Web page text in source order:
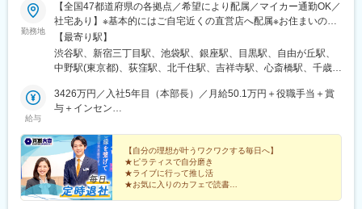
駅、新魚津駅、北鉄金沢駅、福井駅、新浜松駅、新静岡駅、新豊
橋駅、近鉄名古屋駅、尾張一宮駅、名鉄岐阜駅、名電各務原駅、
新可児駅、ＪＲ河内永和駅、大阪梅田駅(阪急線)、九条駅(京都
府)、田中口駅、山陽姫路駅、西宮駅、山陽明石駅、ハーバーラン
ド駅、宝塚南口駅、新伊丹駅、芦屋川駅、上栄町駅、新八日市
駅、高松築港駅、眉山ロープウェイ山麓駅、西鉄福岡駅、鹿児島
駅前駅、熊本駅前駅、長崎駅前駅、佐世保中央駅、神泉駅、岩本
橋駅、大阪阿部野橋駅、東別院駅、丸の内駅(愛知県)、祇園駅(福
岡県)、櫛田神社前駅、京阪山科駅、本八幡駅(都営線)、北１２条
駅、松風町駅、広瀬通駅、東宿郷駅、下北沢駅、京成関屋駅、新
宿駅、都電雑司ケ谷駅、麻布十番駅、京成上野駅、立川南駅、茅
場町駅、京橋駅(東京都)、東海神駅、栄町駅(千葉県)、汐入駅、高
勤務地
【全国47都道府県の各拠点／希望により配属／マイカー通勤OK／
社宅あり】※基本的にはご自宅近くの直営店へ配属※お住まいのエ
リアや配属先の人員状況により、入社後に他県の直営店に出張
し、経験を積んでいただく可能性あり★U・Iターン歓迎 ★マイ
カー通勤OK（規定あり。詳細はお問い合わせください）＜募集エ
城県・山形県・福島県◆関東東京都・神奈川県・千葉県・埼玉
県・茨城県・栃木県・群馬県◆中部山梨県・新潟県・富山県・石
滋賀県・京都府・大阪府・兵庫県・和歌山県・奈良県◆中国・四
国鳥取県・島根県・岡山県・広島県・山口県・香川県・愛媛県・
高知県・徳島県◆九州・沖縄福岡県・佐賀県・長崎県・熊本県・
大分県・宮崎県・鹿児島県・沖縄県☆最近では全国の「イオン」
「ららぽーと」「イトーヨーカドー」「ダイナシティ」など大型
【最寄り駅】
渋谷駅、新宿三丁目駅、池袋駅、銀座駅、目黒駅、自由が丘駅、
中野駅(東京都)、荻窪駅、北千住駅、吉祥寺駅、心斎橋駅、千歳駅
条駅、環状通東駅、高砂駅(北海道)、発寒南駅、本八戸駅、一ノ関
駅、前沢駅、秋田駅、鏡石駅、いわき駅、郡山富田駅、荒川沖
駅、南越谷駅、上尾駅、加茂宮駅、和光市駅、入曽駅、高坂駅、
朝霞駅、中浦和駅、武蔵浦和駅、鶴瀬駅、東鷲宮駅、新座駅、川
口駅、松戸駅、北柏駅、柏駅、新浦安駅、市川駅、京成船橋駅、
海浜幕張駅、稲毛駅、四街道駅、おゆみ野駅、五井駅、新船橋
駅、馬込沢駅、松岸駅、平井駅(東京都)、葛西駅、秋川駅、豊田
給与
3426万円／入社5年目（本部長）／月給50.1万円＋役職手当＋賞
与＋インセン
与＋インセン
【自分の理想が叶うワクワクする毎日へ】
★ピラティスで自分磨き
★ライブに行って推し活
★お気に入りのカフェで読書